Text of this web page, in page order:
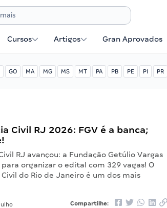
Cursos Artigos Gran Aprovados
GO MA MG MS MT PA PB PE PI PR
Civil RJ 2026: FGV é a banca;
RJ avançou: a Fundação Getúlio Vargas
organizar o edital com 329 vagas! O
do Rio de Janeiro é um dos mais
Compartilhe: